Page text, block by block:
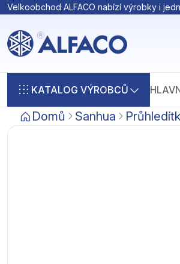
Velkoobchod ALFACO nabízí výrobky i
KATALOG VÝROBCŮ
Domů Sanhua